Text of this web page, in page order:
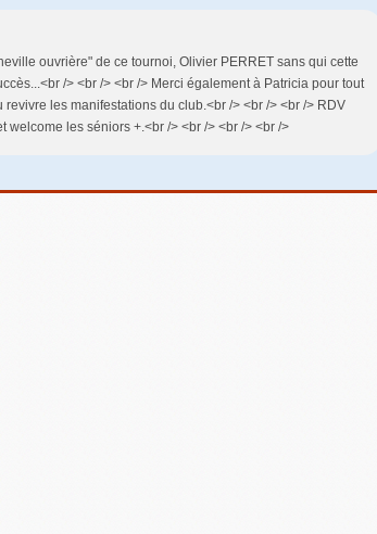
ouvrière" de ce tournoi, Olivier PERRET sans qui cette
/> <br /> <br /> Merci également à Patricia pour tout
les manifestations du club.<br /> <br /> <br /> RDV
les séniors +.<br /> <br /> <br /> <br />